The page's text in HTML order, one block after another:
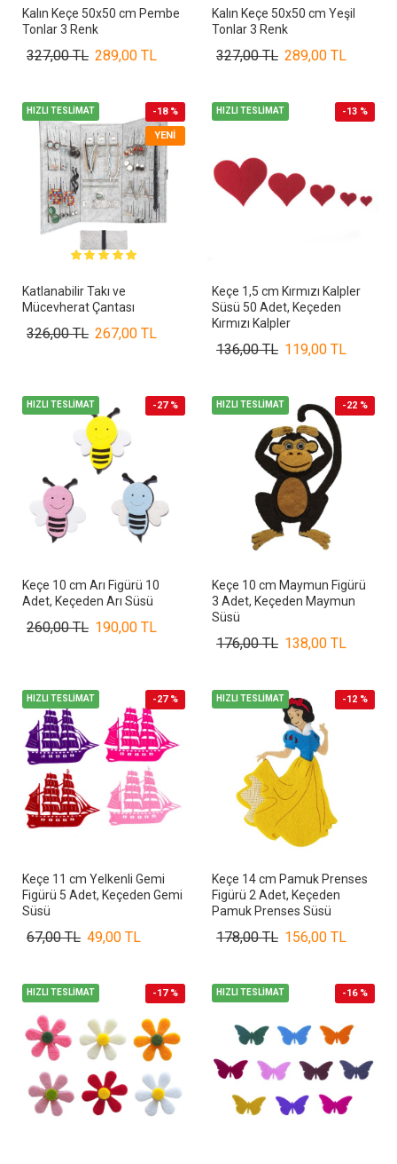
Kalın Keçe 50x50 cm Pembe
Tonlar 3 Renk
289,00 TL
327,00 TL
Kalın Keçe 50x50 cm Yeşil
Tonlar 3 Renk
289,00 TL
327,00 TL
HIZLI TESLİMAT
YENI
-18 %
Katlanabilir Takı ve
Mücevherat Çantası
267,00 TL
326,00 TL
HIZLI TESLİMAT -13 %
Keçe 1,5 cm Kırmızı Kalpler
Süsü 50 Adet, Keçeden
Kırmızı Kalpler
119,00 TL
136,00 TL
HIZLI TESLİMAT -27 %
Keçe 10 cm Arı Figürü 10
Adet, Keçeden Arı Süsü
190,00 TL
260,00 TL
HIZLI TESLİMAT -22 %
Keçe 10 cm Maymun Figürü
3 Adet, Keçeden Maymun
Süsü
138,00 TL
176,00 TL
HIZLI TESLİMAT -27 %
Keçe 11 cm Yelkenli Gemi
Figürü 5 Adet, Keçeden Gemi
Süsü
49,00 TL
67,00 TL
HIZLI TESLİMAT -12 %
Keçe 14 cm Pamuk Prenses
Figürü 2 Adet, Keçeden
Pamuk Prenses Süsü
156,00 TL
178,00 TL
HIZLI TESLİMAT -17 % HIZLI TESLİMAT -16 %